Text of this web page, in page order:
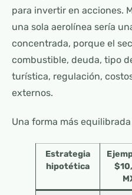
para invertir en acciones.
una sola aerolínea sería
concentrada, porque el
combustible, deuda, tipo
turística, regulación,
externos.
Una forma más
Estrategia
hipotética